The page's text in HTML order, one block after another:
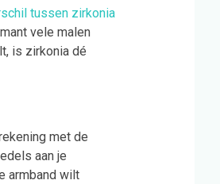
tussen zirkonia
vele malen
is zirkonia dé
met de
aan je
armband wilt